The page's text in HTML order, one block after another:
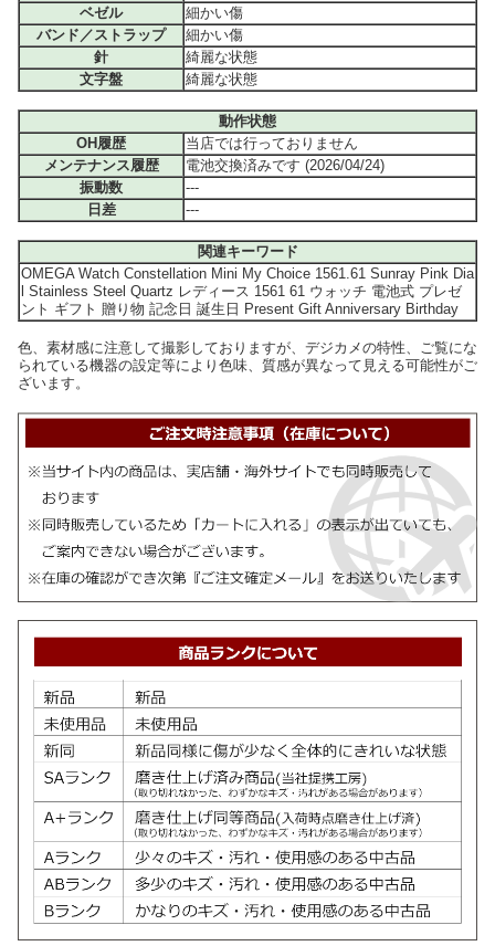
ベゼル
細かい傷
バンド／ストラップ
細かい傷
針
綺麗な状態
文字盤
綺麗な状態
動作状態
OH履歴
当店では行っておりません
メンテナンス履歴
電池交換済みです (2026/04/24)
振動数
---
日差
---
関連キーワード
OMEGA Watch Constellation Mini My Choice 1561.61 Sunray Pink Dia
l Stainless Steel Quartz レディース 1561 61 ウォッチ 電池式 プレゼ
ント ギフト 贈り物 記念日 誕生日 Present Gift Anniversary Birthday
色、素材感に注意して撮影しておりますが、デジカメの特性、ご覧にな
られている機器の設定等により色味、質感が異なって見える可能性がご
ざいます。